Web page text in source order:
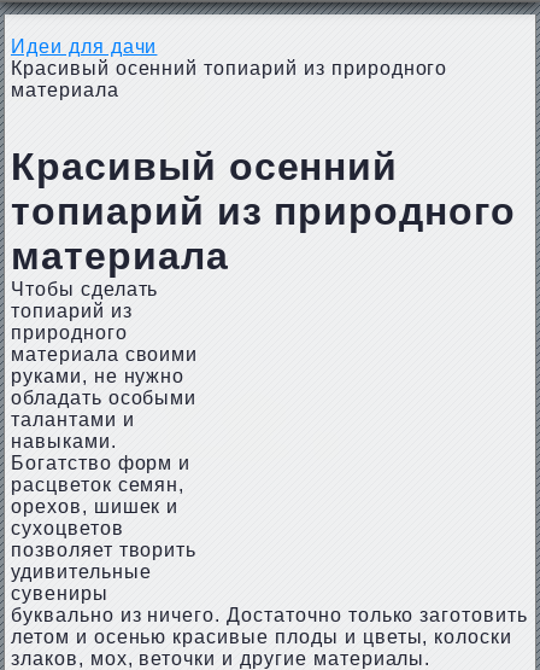
Идеи для дачи
Красивый осенний топиарий из природного
материала
Красивый осенний
топиарий из природного
материала
Чтобы сделать
топиарий из
природного
материала своими
руками, не нужно
обладать особыми
талантами и
навыками.
Богатство форм и
расцветок семян,
орехов, шишек и
сухоцветов
позволяет творить
удивительные
сувениры
буквально из ничего. Достаточно только заготовить
летом и осенью красивые плоды и цветы, колоски
злаков, мох, веточки и другие материалы.